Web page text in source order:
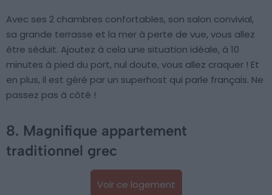
Avec ses 2 chambres confortables, son salon convivial,
sa grande terrasse et la mer à perte de vue, vous allez
être séduit. Ajoutez à cela une situation idéale, à 10
minutes à pied du port, nul doute, vous allez craquer ! Et
en plus, il est géré par un superhost qui parle français. Ne
passez pas à côté !
8. Magnifique appartement
traditionnel grec
Voir ce logement